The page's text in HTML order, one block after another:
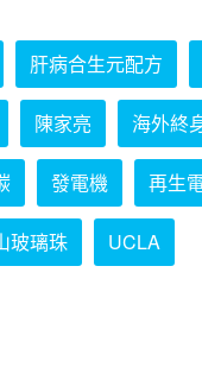
肝病合生元配方
陳家亮 海外終
發電機 再生
玻璃珠 UCLA